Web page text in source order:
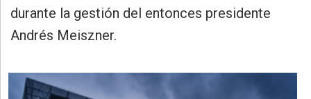
Educación
durante la gestión del entonces presidente
Andrés Meiszner.